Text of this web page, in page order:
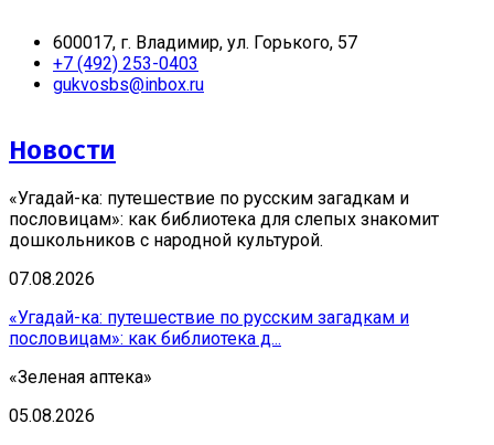
600017, г. Владимир, ул. Горького, 57
+7 (492) 253-0403
gukvosbs@inbox.ru
Новости
«Угадай-ка: путешествие по русским загадкам и
пословицам»: как библиотека для слепых знакомит
дошкольников с народной культурой.
07.08.2026
«Угадай-ка: путешествие по русским загадкам и
пословицам»: как библиотека д...
«Зеленая аптека»
05.08.2026